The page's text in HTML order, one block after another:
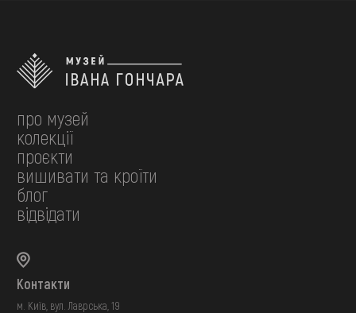
про музей
колекції
проєкти
вишивати та кроїти
блог
відвідати
Контакти
м. Київ, вул. Лаврська, 19